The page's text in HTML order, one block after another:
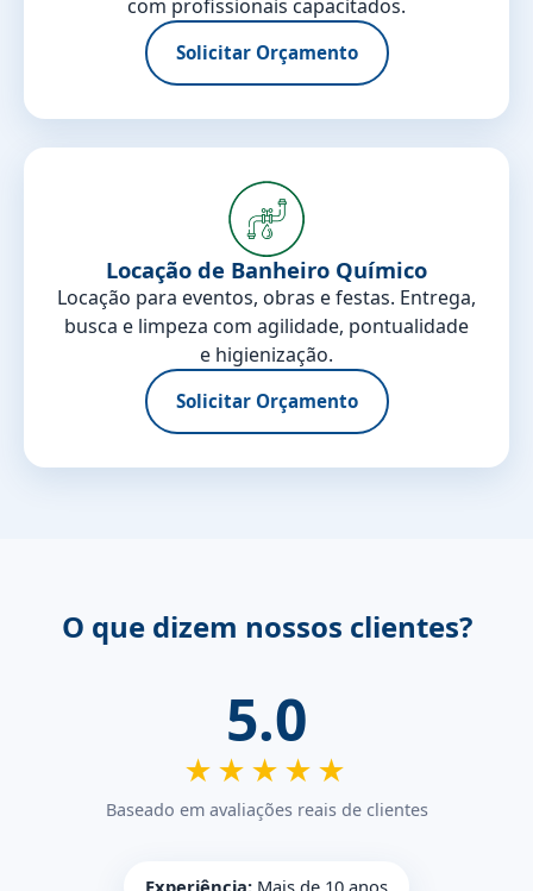
com profissionais capacitados.
Solicitar Orçamento
Locação de Banheiro Químico
Locação para eventos, obras e festas. Entrega,
busca e limpeza com agilidade, pontualidade
e higienização.
Solicitar Orçamento
O que dizem nossos clientes?
5.0
★★★★★
Baseado em avaliações reais de clientes
Experiência: Mais de 10 anos